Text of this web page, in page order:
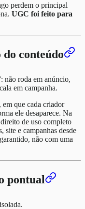
perdem o principal
UGC foi feito para
conteúdo
não roda em anúncio,
em campanha.
que cada criador
ele desaparece. Na
de uso completo
e campanhas desde
não com uma
pontual